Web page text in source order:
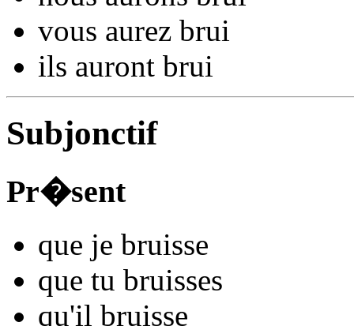
vous aurez brui
ils auront brui
Subjonctif
Pr�sent
que je bruisse
que tu bruisses
qu'il bruisse